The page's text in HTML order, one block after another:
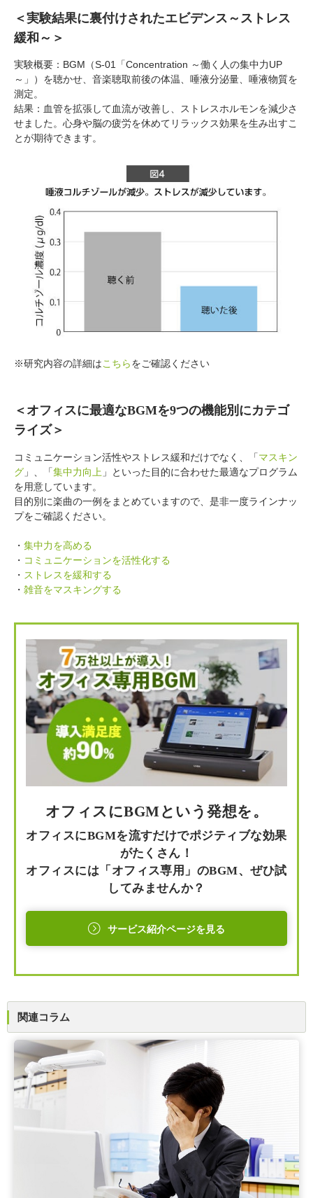
＜実験結果に裏付けされたエビデンス～ストレス
緩和～＞
実験概要：BGM（S-01「Concentration ～働く人の集中力UP
～」）を聴かせ、音楽聴取前後の体温、唾液分泌量、唾液物質を
測定。
結果：血管を拡張して血流が改善し、ストレスホルモンを減少さ
せました。心身や脳の疲労を休めてリラックス効果を生み出すこ
とが期待できます。
※研究内容の詳細はこちらをご確認ください
＜オフィスに最適なBGMを9つの機能別にカテゴ
ライズ＞
コミュニケーション活性やストレス緩和だけでなく、「マスキン
グ 」、「集中力向上 」といった目的に合わせた最適なプログラム
を用意しています。
目的別に楽曲の一例をまとめていますので、是非一度ラインナッ
プをご確認ください。
・ 集中力を高める
・ コミュニケーションを活性化する
・ ストレスを緩和する
・ 雑音をマスキングする
オフィスにBGMという発想を。
オフィスにBGMを流すだけでポジティブな効果
がたくさん！
オフィスには「オフィス専用」のBGM、ぜひ試
してみませんか？
サービス紹介ページを見る
関連コラム